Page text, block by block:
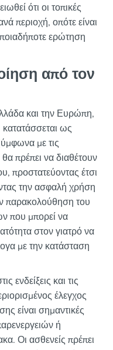
ότι οι τοπικές
περιοχή, οπότε είναι
ερώτηση
από τον
και την Ευρώπη,
ως
με τις
πρέπει να διαθέτουν
προστατεύοντας έτσι
την ασφαλή χρήση
παρακολούθηση του
που μπορεί να
στον γιατρό να
με την κατάσταση
ενδείξεις και τις
έλεγχος
είναι σημαντικές
ή
Οι ασθενείς πρέπει